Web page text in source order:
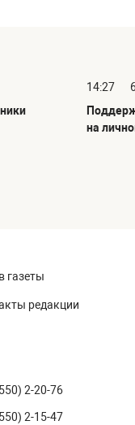
14:27
на
газеты
редакции
2-20-76
2-15-47